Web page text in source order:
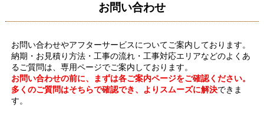
お問い合わせ
お問い合わせやアフターサービスについてご案内しております。
納期・お見積り方法・工事の流れ・工事対応エリアなどのよくあ
るご質問は、専用ページでご案内しております。
お問い合わせの前に、まずは各ご案内ページをご確認ください。
多くのご質問はそちらで確認でき、よりスムーズに解決できま
す。